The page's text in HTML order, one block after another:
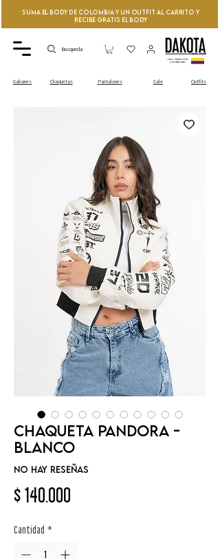
Busqueda
100% PRODUCTOS
COLOMBIANO
Gabanes Chaquetas Pantalones Sale Outfits
Suma el Body de Colombia y un Outfit al Carrito y
recibe GRATIS el Body
Chaqueta Pandora -
Blanco
No hay reseñas
$ 140.000
Cantidad *